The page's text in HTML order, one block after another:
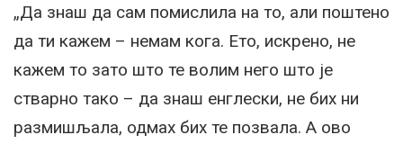
„Да знаш да сам помислила на то, али поштено
да ти кажем – немам кога. Ето, искрено, не
кажем то зато што те волим него што је
стварно тако – да знаш енглески, не бих ни
размишљала, одмах бих те позвала. А ово